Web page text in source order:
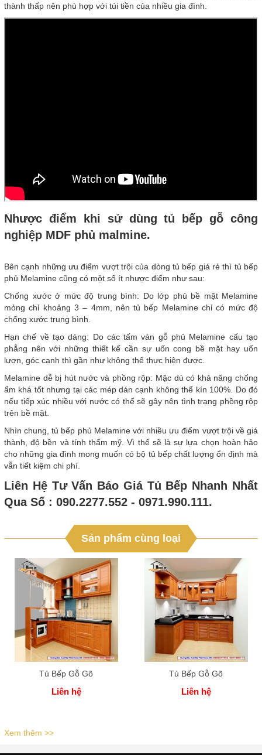
thành thấp nên phù hợp với túi tiền của nhiều gia đình.
Nhược điểm khi sử dùng tủ bếp gỗ công
nghiệp MDF phủ malmine.
Bên cạnh những ưu điểm vượt trội của dòng tủ bếp giá rẻ thì tủ bếp
phủ Melamine cũng có một số ít nhược điểm như sau:
Chống xước ở mức độ trung bình: Do lớp phủ bề mặt Melamine
mỏng chỉ khoảng 3 – 4mm, nên tủ bếp Melamine chỉ có mức độ
chống xước trung bình.
Hạn chế về tạo dáng: Do các tấm ván gỗ phủ Melamine cấu tạo
phẳng nên với những thiết kế cần sự uốn cong bề mặt hay uốn
lượn, góc cạnh thì gần như không thể thực hiện được.
Melamine dễ bị hút nước và phồng rộp: Mặc dù có khả năng chống
ẩm khá tốt nhưng tại các mép dán cạnh không thể kín 100%. Do đó
nếu tiếp xúc nhiều với nước có thể sẽ gây nên tình trạng phồng rộp
trên bề mặt.
Nhìn chung, tủ bếp phủ Melamine với nhiều ưu điểm vượt trội về giá
thành, độ bền và tính thẩm mỹ. Vì thế sẽ là sự lựa chọn hoàn hảo
cho những gia đình mong muốn có bộ tủ bếp chất lượng ổn định mà
vẫn tiết kiệm chi phí.
Liên Hệ Tư Vấn Báo Giá Tủ Bếp Nhanh Nhất
Qua Số : 090.2277.552 - 0971.990.111.
Sản phẩm cùng loại
Tủ Bếp Gỗ Gõ
Liên hệ
Tủ Bếp Gỗ Gõ
Liên hệ
Xem thêm >>